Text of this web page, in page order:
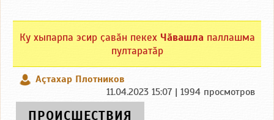
Ку хыпарпа эсир ҫавӑн пекех Чӑвашла паллашма
пултаратӑр
Аçтахар Плотников
11.04.2023 15:07 | 1994 просмотров
ПРОИСШЕСТВИЯ